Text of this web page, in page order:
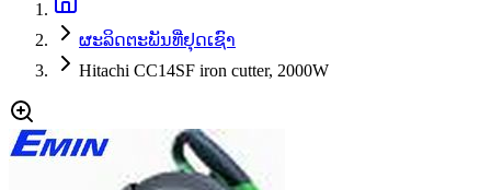
ຜະລິດຕະພັນທີ່ຢຸດເຊົາ
Hitachi CC14SF iron cutter, 2000W